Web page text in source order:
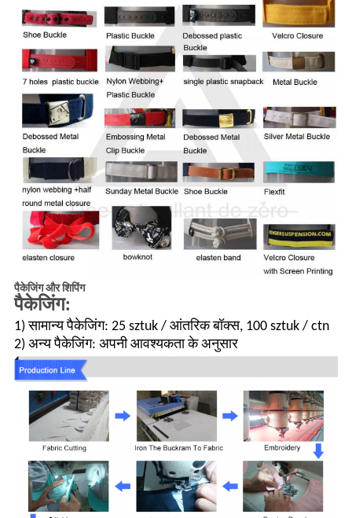
पैकेजिंग और शिपिंग
पैकेजिंग:
1) सामान्य पैकेजिंग: 25 sztuk / आंतरिक बॉक्स, 100 sztuk / ctn
2) अन्य पैकेजिंग: अपनी आवश्यकता के अनुसार